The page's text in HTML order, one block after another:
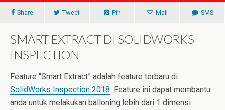
Share Tweet Pin Mail SMS
SMART EXTRACT DI SOLIDWORKS
INSPECTION
Feature “Smart Extract” adalah feature terbaru di
SolidWorks Inspection 2018. Feature ini dapat membantu
anda untuk melakukan balloning lebih dari 1 dimensi